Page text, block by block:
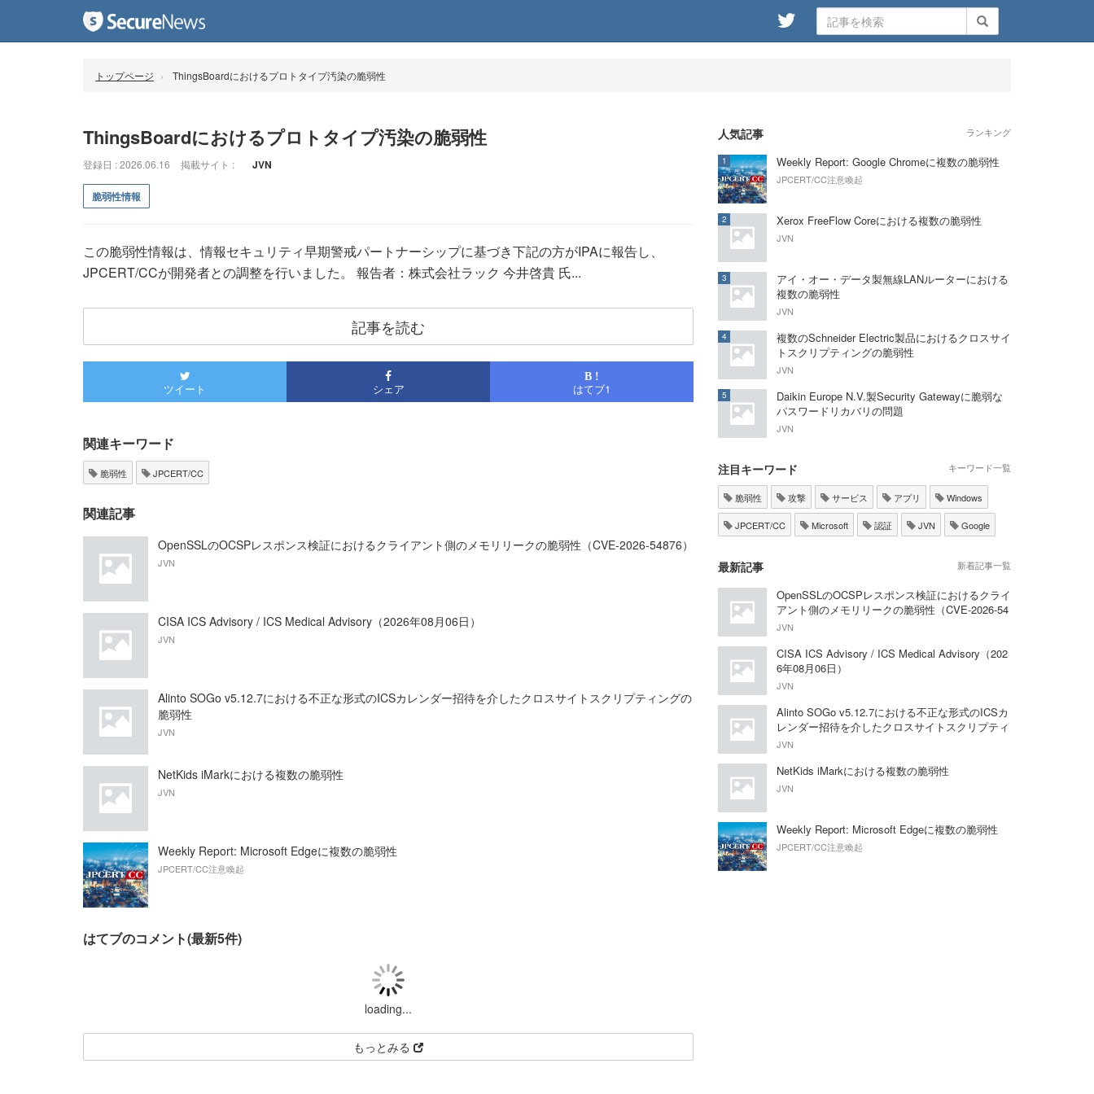
トップページ ThingsBoardにおけるプロトタイプ汚染の脆弱性
ThingsBoardにおけるプロトタイプ汚染の脆弱性
登録日 : 2026.06.16 掲載サイト : JVN
脆弱性情報
この脆弱性情報は、情報セキュリティ早期警戒パートナーシップに基づき下記の方がIPAに報告し、
JPCERT/CCが開発者との調整を行いました。 報告者：株式会社ラック 今井啓貴 氏...
記事を読む
ツイート シェア
B !
はてブ1
関連キーワード
脆弱性 JPCERT/CC
関連記事
OpenSSLのOCSPレスポンス検証におけるクライアント側のメモリリークの脆弱性（CVE-2026-54876）
JVN
CISA ICS Advisory / ICS Medical Advisory（2026年08月06日）
JVN
Alinto SOGo v5.12.7における不正な形式のICSカレンダー招待を介したクロスサイトスクリプティングの
脆弱性
JVN
NetKids iMarkにおける複数の脆弱性
JVN
Weekly Report: Microsoft Edgeに複数の脆弱性
JPCERT/CC注意喚起
はてブのコメント(最新5件)
loading...
もっとみる
人気記事 ランキング
1 Weekly Report: Google Chromeに複数の脆弱性
JPCERT/CC注意喚起
2 Xerox FreeFlow Coreにおける複数の脆弱性
JVN
3
アイ・オー・データ製無線LANルーターにおける
複数の脆弱性
JVN
4
複数のSchneider Electric製品におけるクロスサイ
トスクリプティングの脆弱性
JVN
5
Daikin Europe N.V.製Security Gatewayに脆弱な
パスワードリカバリの問題
JVN
注目キーワード キーワード一覧
脆弱性 攻撃 サービス アプリ Windows
JPCERT/CC Microsoft 認証 JVN Google
最新記事 新着記事一覧
OpenSSLのOCSPレスポンス検証におけるクライ
アント側のメモリリークの脆弱性（CVE-2026-54
876）
JVN
CISA ICS Advisory / ICS Medical Advisory（202
6年08月06日）
JVN
Alinto SOGo v5.12.7における不正な形式のICSカ
レンダー招待を介したクロスサイトスクリプティ
ングの脆弱性
JVN
NetKids iMarkにおける複数の脆弱性
JVN
Weekly Report: Microsoft Edgeに複数の脆弱性
JPCERT/CC注意喚起